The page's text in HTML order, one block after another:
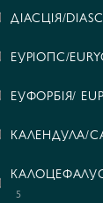
ДІАСЦІЯ/
ЕУРІОПС/
ЕУФОРБІЯ/
КАЛЕНДУЛА/
5